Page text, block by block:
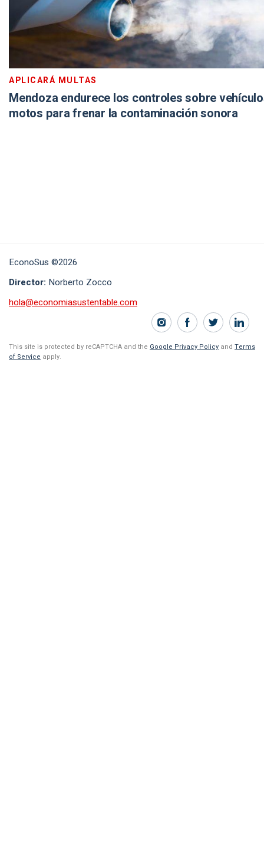
APLICARÁ MULTAS
Mendoza endurece los controles sobre
motos para frenar la contaminación sonora
EconoSus ©2026
Director: Norberto Zocco
hola@economiasustentable.com
This site is protected by reCAPTCHA and the Google Privacy Policy and Terms
of Service apply.